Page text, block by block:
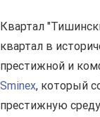
Квартал
квартал в
престижной и
Sminex, который
престижную